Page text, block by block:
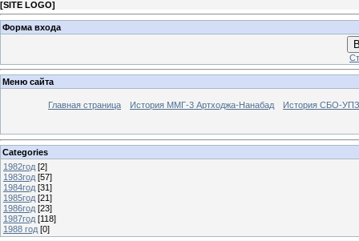
[SITE LOGO]
Форма входа
Меню сайта
Главная страница История ММГ-3 Артходжа-Нанабад История СБО-УПЗ
Categories
1982год [2]
1983год [57]
1984год [31]
1985год [21]
1986год [23]
1987год [118]
1988 год [0]